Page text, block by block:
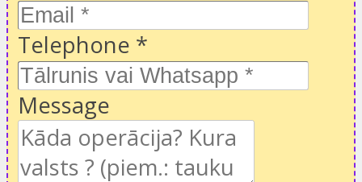
Telephone *
Message